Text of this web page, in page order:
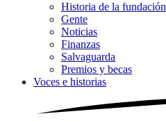
Historia de la fundación
Gente
Noticias
Finanzas
Salvaguarda
Premios y becas
Voces e historias